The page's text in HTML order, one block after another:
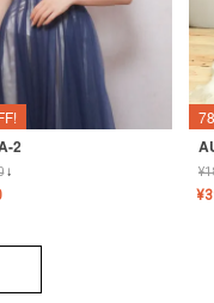
2
¥
¥